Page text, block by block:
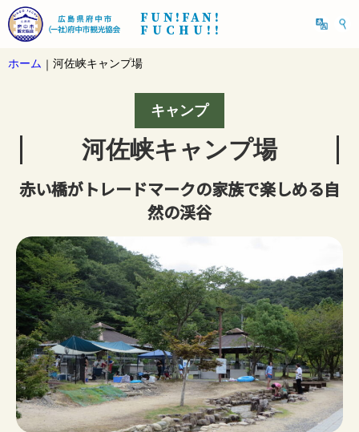
FUN!FAN!
FUCHU!!
ホーム ｜ 河佐峡キャンプ場
キャンプ
河佐峡キャンプ場
赤い橋がトレードマークの家族で楽しめる自
然の渓谷